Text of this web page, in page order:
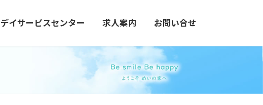
デイサービスセンター 求人案内 お問い合せ